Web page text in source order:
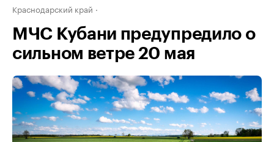
Краснодарский край
МЧС Кубани предупредило о
сильном ветре 20 мая